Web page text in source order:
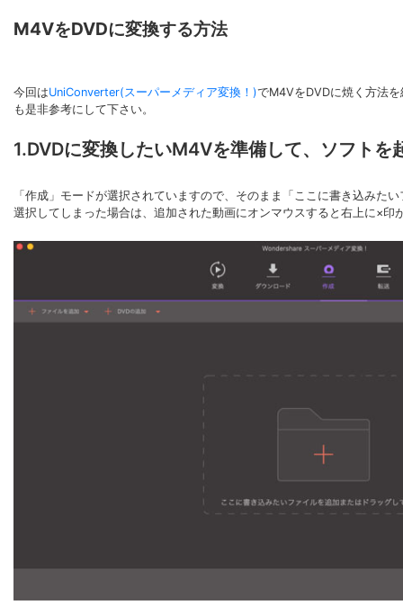
M4VをDVDに変換する方法
今回はUniConverter(スーパーメディア変換！)でM4VをDVDに焼く方法
も是非参考にして下さい。
1.DVDに変換したいM4Vを準備して、ソフトを
「作成」モードが選択されていますので、そのまま「ここに書き込みた
選択してしまった場合は、追加された動画にオンマウスすると右上に×